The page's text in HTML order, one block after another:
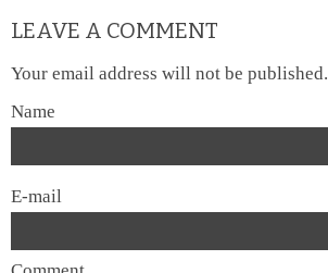
LEAVE A COMMENT
Your email address will not be published.
Name
E-mail